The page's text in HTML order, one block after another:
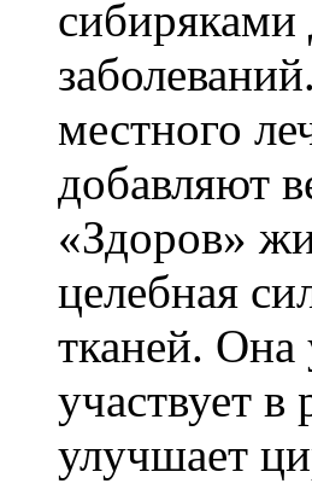
местного
добавляют
«Здоров»
целебная
тканей. Она
участвует
улучшает